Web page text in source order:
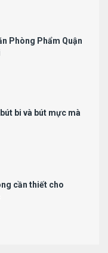
Phòng Phẩm Quận
bi và bút mực mà
cần thiết cho